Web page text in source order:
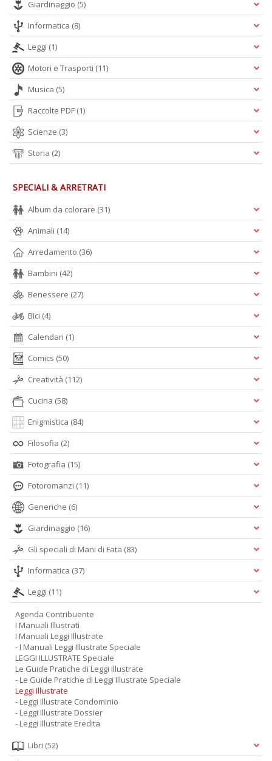
Giardinaggio (5)
Informatica (8)
Leggi (1)
Motori e Trasporti (11)
Musica (5)
Raccolte PDF (1)
Scienze (3)
Storia (2)
SPECIALI & ARRETRATI
Album da colorare (31)
Animali (14)
Arredamento (36)
Bambini (42)
Benessere (27)
Bici (4)
Calendari (1)
Comics (50)
Creatività (112)
Cucina (58)
Enigmistica (84)
Filosofia (2)
Fotografia (15)
Fotoromanzi (11)
Generiche (6)
Giardinaggio (16)
Gli speciali di Mani di Fata (83)
Informatica (37)
Leggi (11)
Agenda Contribuente
I Manuali Illustrati
I Manuali Leggi Illustrate
- I Manuali Leggi Illustrate Speciale
LEGGI ILLUSTRATE Speciale
Le Guide Pratiche di Leggi Illustrate
- Le Guide Pratiche di Leggi Illustrate Speciale
Leggi Illustrate
- Leggi Illustrate Condominio
- Leggi Illustrate Dossier
- Leggi Illustrate Eredita
Libri (52)